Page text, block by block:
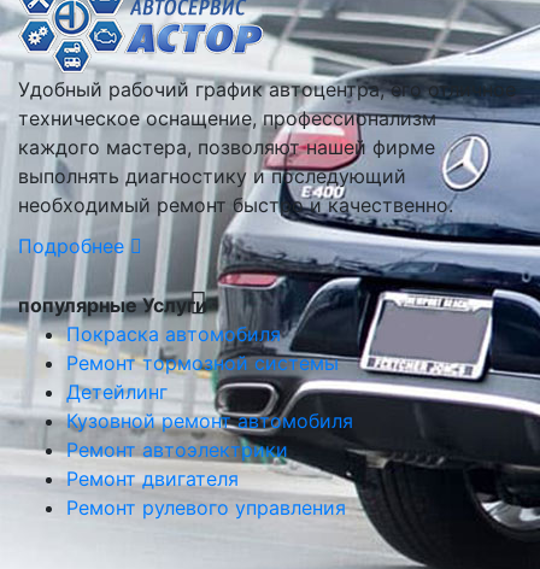
Удобный рабочий график автоцентра, его отличное
техническое оснащение, профессионализм
каждого мастера, позволяют нашей фирме
выполнять диагностику и последующий
необходимый ремонт быстро и качественно.
Подробнее
популярные Услуги
Покраска автомобиля
Ремонт тормозной системы
Детейлинг
Кузовной ремонт автомобиля
Ремонт автоэлектрики
Ремонт двигателя
Ремонт рулевого управления